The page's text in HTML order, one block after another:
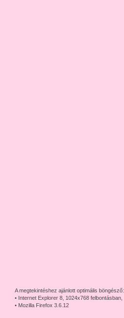
A megtekintéshez ajánlott optimális böngésző:
• Internet Explorer 8, 1024x768 felbontásban,
• Mozilla Firefox 3.6.12